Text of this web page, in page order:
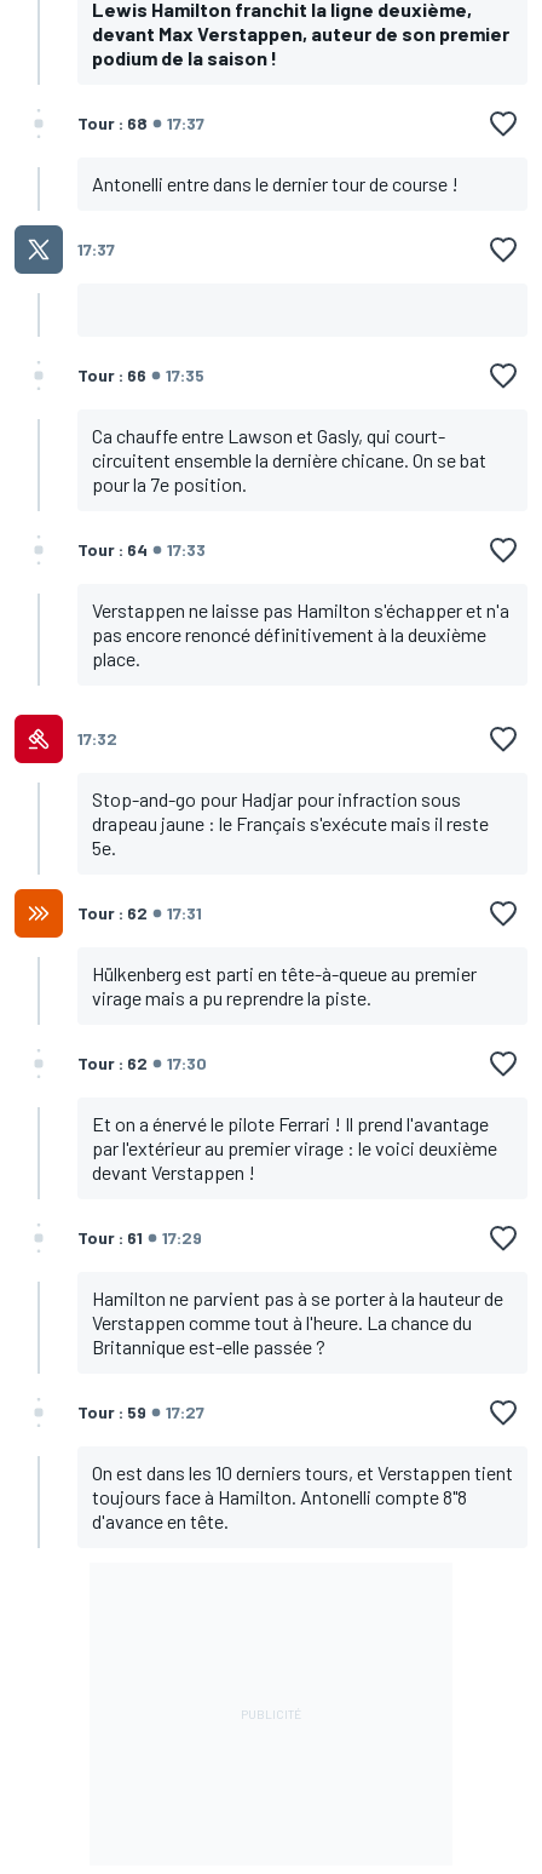
Lewis Hamilton franchit la ligne deuxième,
devant Max Verstappen, auteur de son premier
podium de la saison !
Tour : 68 17:37
Antonelli entre dans le dernier tour de course !
17:37
Tour : 66 17:35
Ca chauffe entre Lawson et Gasly, qui court-
circuitent ensemble la dernière chicane. On se bat
pour la 7e position.
Tour : 64 17:33
Verstappen ne laisse pas Hamilton s'échapper et n'a
pas encore renoncé définitivement à la deuxième
place.
17:32
Stop-and-go pour Hadjar pour infraction sous
drapeau jaune : le Français s'exécute mais il reste
5e.
Tour : 62 17:31
Hülkenberg est parti en tête-à-queue au premier
virage mais a pu reprendre la piste.
Tour : 62 17:30
Et on a énervé le pilote Ferrari ! Il prend l'avantage
par l'extérieur au premier virage : le voici deuxième
devant Verstappen !
Tour : 61 17:29
Hamilton ne parvient pas à se porter à la hauteur de
Verstappen comme tout à l'heure. La chance du
Britannique est-elle passée ?
Tour : 59 17:27
On est dans les 10 derniers tours, et Verstappen tient
toujours face à Hamilton. Antonelli compte 8"8
d'avance en tête.